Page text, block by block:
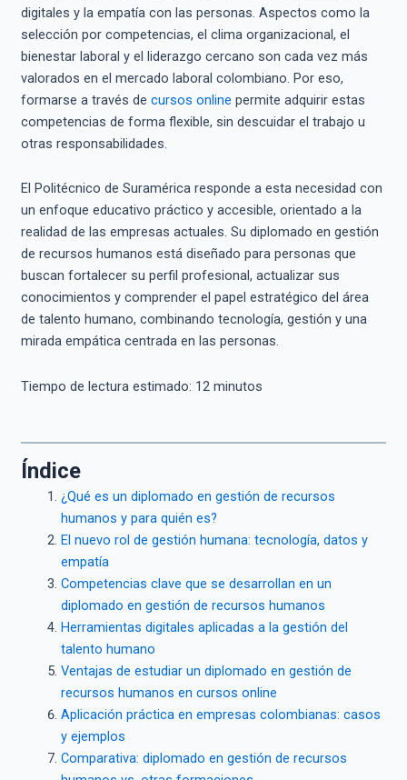
digitales y la empatía con las personas. Aspectos como la
selección por competencias, el clima organizacional, el
bienestar laboral y el liderazgo cercano son cada vez más
valorados en el mercado laboral colombiano. Por eso,
formarse a través de cursos online permite adquirir estas
competencias de forma flexible, sin descuidar el trabajo u
otras responsabilidades.
El Politécnico de Suramérica responde a esta necesidad con
un enfoque educativo práctico y accesible, orientado a la
realidad de las empresas actuales. Su diplomado en gestión
de recursos humanos está diseñado para personas que
buscan fortalecer su perfil profesional, actualizar sus
conocimientos y comprender el papel estratégico del área
de talento humano, combinando tecnología, gestión y una
mirada empática centrada en las personas.
Tiempo de lectura estimado: 12minutos
Índice
¿Qué es un diplomado en gestión de recursos
humanos y para quién es?
El nuevo rol de gestión humana: tecnología, datos y
empatía
Competencias clave que se desarrollan en un
diplomado en gestión de recursos humanos
Herramientas digitales aplicadas a la gestión del
talento humano
Ventajas de estudiar un diplomado en gestión de
recursos humanos en cursos online
Aplicación práctica en empresas colombianas: casos
y ejemplos
Comparativa: diplomado en gestión de recursos